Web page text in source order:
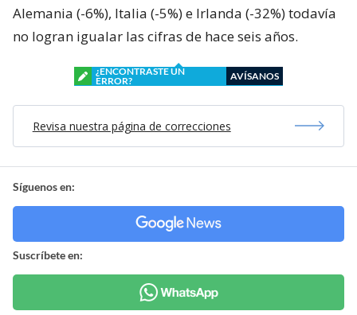
Alemania (-6%), Italia (-5%) e Irlanda (-32%) todavía
no logran igualar las cifras de hace seis años.
¿ENCONTRASTE UN
ERROR?
AVÍSANOS
Revisa nuestra página de correcciones
Síguenos en:
Suscríbete en: